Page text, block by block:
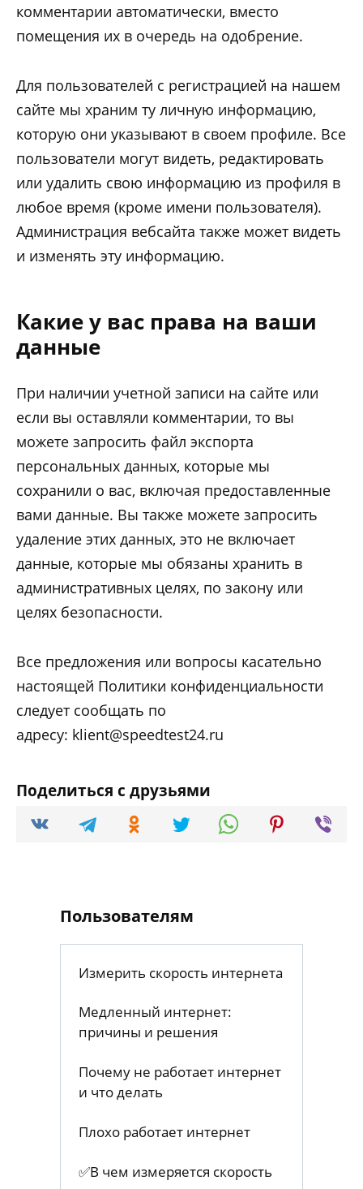
комментарии автоматически, вместо
помещения их в очередь на одобрение.
Для пользователей с регистрацией на нашем
сайте мы храним ту личную информацию,
которую они указывают в своем профиле. Все
пользователи могут видеть, редактировать
или удалить свою информацию из профиля в
любое время (кроме имени пользователя).
Администрация вебсайта также может видеть
и изменять эту информацию.
Какие у вас права на ваши
данные
При наличии учетной записи на сайте или
если вы оставляли комментарии, то вы
можете запросить файл экспорта
персональных данных, которые мы
сохранили о вас, включая предоставленные
вами данные. Вы также можете запросить
удаление этих данных, это не включает
данные, которые мы обязаны хранить в
административных целях, по закону или
целях безопасности.
Все предложения или вопросы касательно
настоящей Политики конфиденциальности
следует сообщать по
адресу: klient@speedtest24.ru
Поделиться с друзьями
Пользователям
Измерить скорость интернета
Медленный интернет:
причины и решения
Почему не работает интернет
и что делать
Плохо работает интернет
✅В чем измеряется скорость